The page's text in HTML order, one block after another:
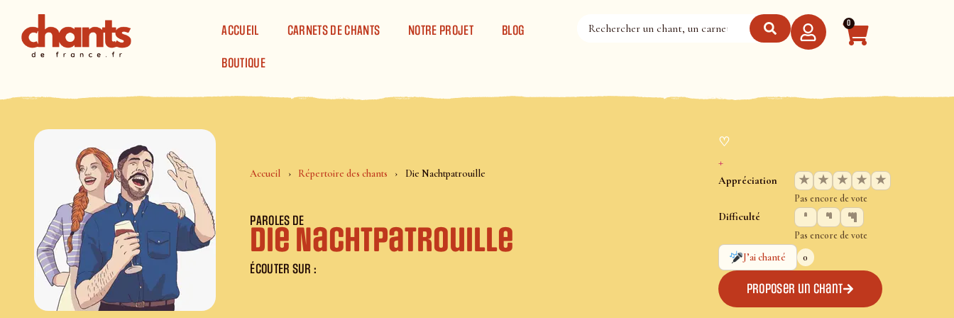
ACCUEIL
CARNETS DE CHANTS NOTRE PROJET BLOG
BOUTIQUE
0
Accueil Répertoire des chants Die Nachtpatrouille
PAROLES DE
Die Nachtpatrouille
ÉCOUTER SUR :
♡
+
Appréciation ★ ★ ★ ★ ★
Pas encore de vote
Difficulté
Pas encore de vote
J’ai chanté
0
Proposer un chant